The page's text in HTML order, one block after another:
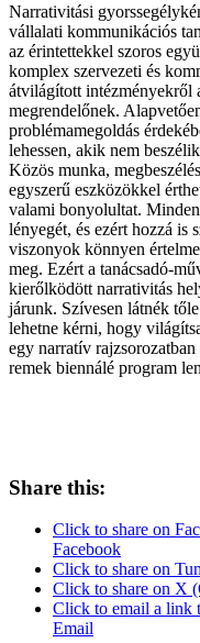
Narrativitási
vállalati kommunikációs
az érintettekkel szoros
komplex szervezeti és
átvilágított intézményekről
megrendelőnek.
problémamegoldás
lehessen, akik nem
Közös munka,
egyszerű eszközökkel
valami bonyolultat.
lényegét, és ezért hozzá is
viszonyok könnyen
meg. Ezért a tanácsadó-
kierőlködött narrativitás
járunk. Szívesen látnék
lehetne kérni, hogy
egy narratív
remek biennálé program
Share this:
Click to share on
Facebook
Click to share on
Click to share on X
Click to email a link
Email